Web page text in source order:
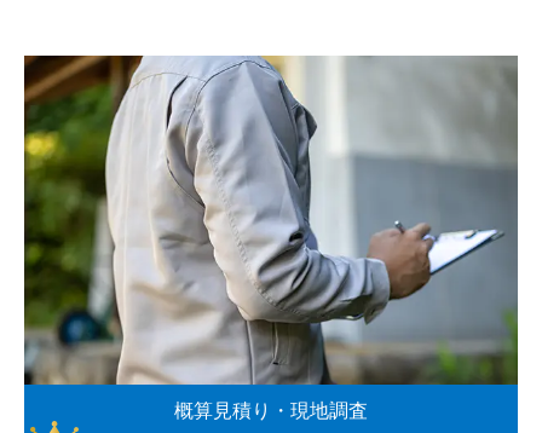
概算見積り・現地調査